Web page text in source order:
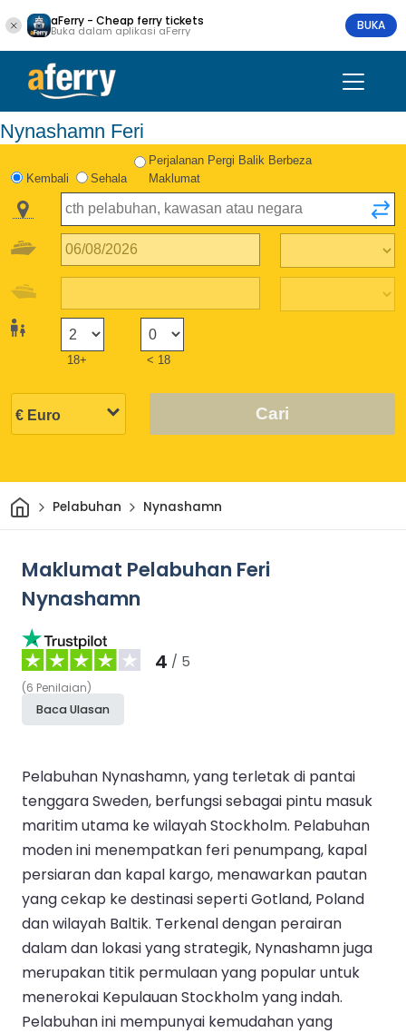
aFerry - Cheap ferry tickets
Buka dalam aplikasi aFerry BUKA
Nynashamn Feri
Kembali Sehala
Perjalanan Pergi Balik Berbeza
Maklumat
18+ < 18
Cari
Rumah
Pelabuhan Nynashamn
Maklumat Pelabuhan Feri
Nynashamn
4 / 5
(6 Penilaian)
Baca Ulasan
Pelabuhan Nynashamn, yang terletak di pantai
tenggara Sweden, berfungsi sebagai pintu masuk
maritim utama ke wilayah Stockholm. Pelabuhan
moden ini menempatkan feri penumpang, kapal
persiaran dan kapal kargo, menawarkan pautan
yang cekap ke destinasi seperti Gotland, Poland
dan wilayah Baltik. Terkenal dengan perairan
dalam dan lokasi yang strategik, Nynashamn juga
merupakan titik permulaan yang popular untuk
menerokai Kepulauan Stockholm yang indah.
Pelabuhan ini mempunyai kemudahan yang